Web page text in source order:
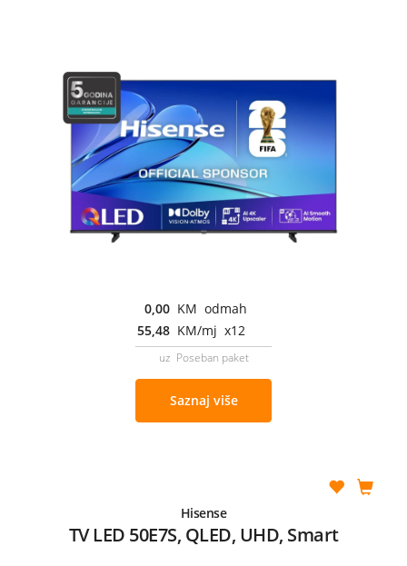
0,00 KM odmah
55,48 KM/mj x12
uz Poseban paket
Saznaj više
Hisense
TV LED 50E7S, QLED, UHD, Smart